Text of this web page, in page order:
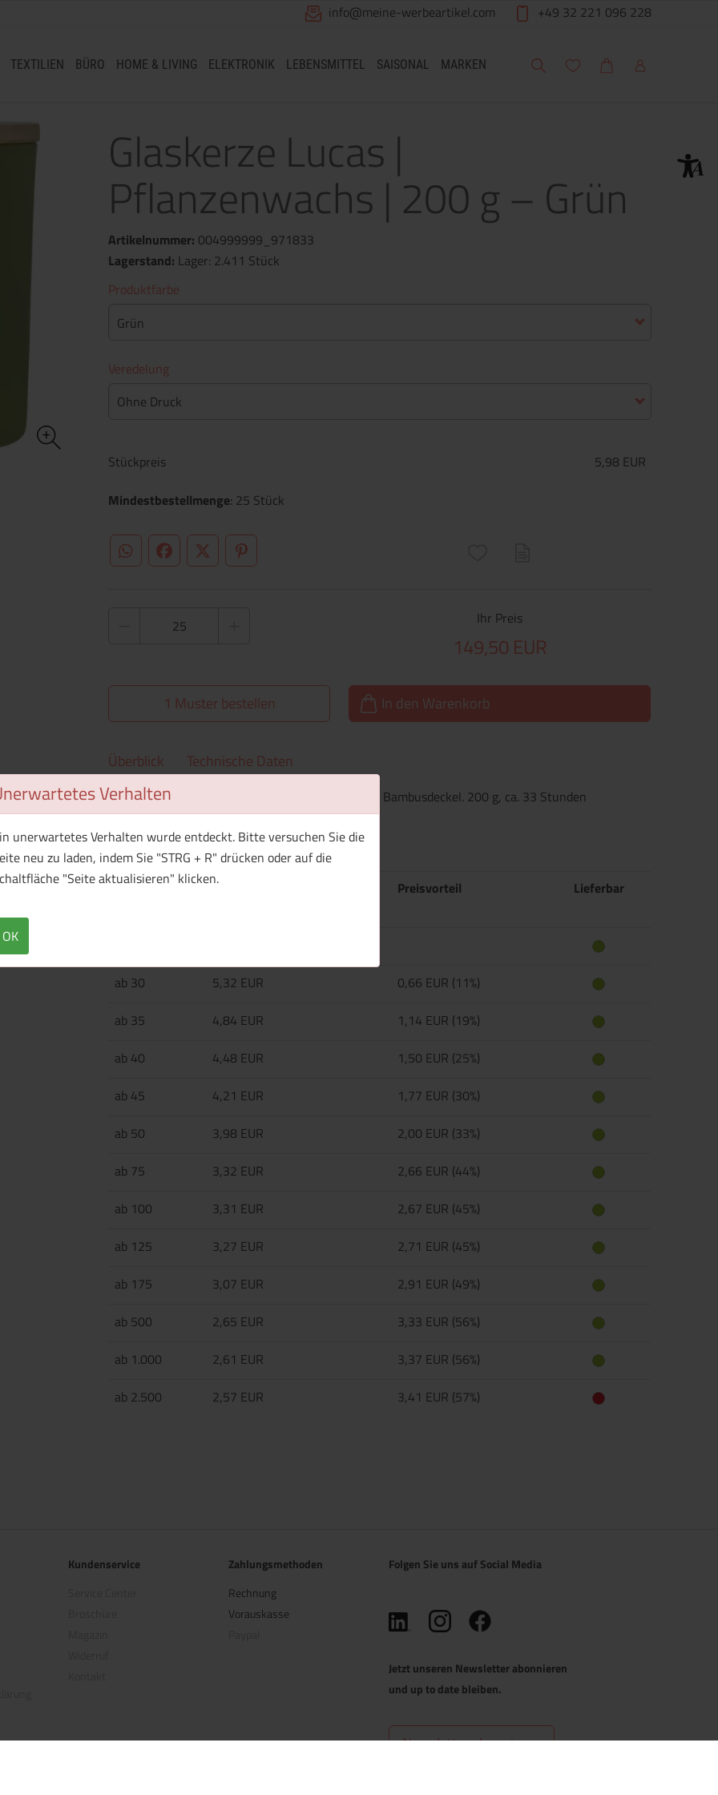
Verhalten
unerwartetes Verhalten wurde entdeckt. Bitte versuchen Sie die
neu zu laden, indem Sie "STRG + R" drücken oder auf die
"Seite aktualisieren" klicken.
OK
info@meine-werbeartikel.com +49 32 221 096 228
TEXTILIEN BÜRO HOME & LIVING ELEKTRONIK LEBENSMITTEL SAISONAL MARKEN Suche Meine Wunschliste
WarenkorbMein Account
Glaskerze Lucas |
Pflanzenwachs | 200 g – Grün
Artikelnummer: 004999999_971833
Lagerstand: Lager: 2.411 Stück
Produktfarbe
Grün
Veredelung
Ohne Druck
Stückpreis
5,98 EUR
Mindestbestellmenge: 25 Stück
WhatsApp (#[creator\plugin\share\core\structs\SocialSharingServiceSettings]:only_chrome#)
FacebookTwitter (#[creator\plugin\share\core\structs\SocialSharingServiceSettings]:formaly_twitter#)
Pinterest
Ihr Preis
149,50 EUR
1 Muster bestellen In den Warenkorb
Überblick Technische Daten
Glaskerze mit pflanzlichem Wachs (Carnauba) und Bambusdeckel. 200 g, ca. 33 Stunden
Brenndauer. Duft abhängig von der Glasfarbe.
Menge
Preis / Stück
Preisvorteil Lieferbar
ab 30
5,32 EUR
0,66 EUR (11%)
ab 35
4,84 EUR
1,14 EUR (19%)
ab 40
4,48 EUR
1,50 EUR (25%)
ab 45
4,21 EUR
1,77 EUR (30%)
ab 50
3,98 EUR
2,00 EUR (33%)
ab 75
3,32 EUR
2,66 EUR (44%)
ab 100
3,31 EUR
2,67 EUR (45%)
ab 125
3,27 EUR
2,71 EUR (45%)
ab 175
3,07 EUR
2,91 EUR (49%)
ab 500
2,65 EUR
3,33 EUR (56%)
ab 1.000
2,61 EUR
3,37 EUR (56%)
ab 2.500
2,57 EUR 3,41 EUR (57%)
Kundenservice
Zahlungsmethoden
Rechnung
Vorauskasse
Folgen Sie uns auf Social Media
(öffnet in neuem Tab)
(öffnet in neuem Tab)
(öffnet in neuem Tab)
Jetzt unseren Newsletter abonnieren
und up to date bleiben.
Newsletter abonnieren